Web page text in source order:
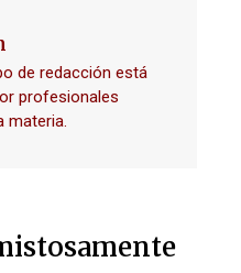
de redacción está
profesionales
materia.